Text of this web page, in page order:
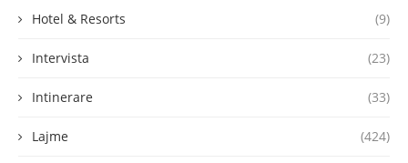
Hotel & Resorts (9)
Intervista (23)
Intinerare (33)
Lajme (424)